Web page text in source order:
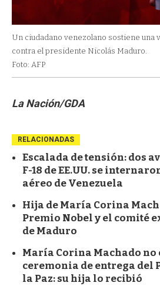
Un ciudadano venezolano sostiene una
contra el presidente Nicolás Maduro.
Foto: AFP
La Nación/GDA
RELACIONADAS
Escalada de tensión: dos
F-18 de EE.UU. se
aéreo de Venezuela
Hija de María Corina
Premio Nobel y el comité
de Maduro
María Corina Machado no
ceremonia de entrega del
la Paz: su hija lo recibió